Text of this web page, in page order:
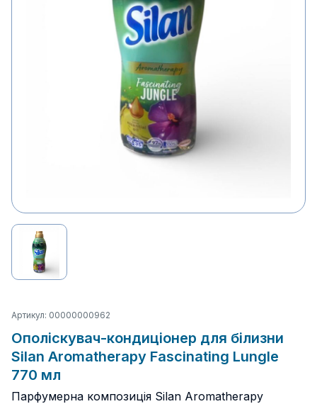
Артикул: 00000000962
Ополіскувач-кондиціонер для білизни
Silan Aromatherapy Fascinating Lungle
770 мл
Парфумерна композиція Silan Aromatherapy